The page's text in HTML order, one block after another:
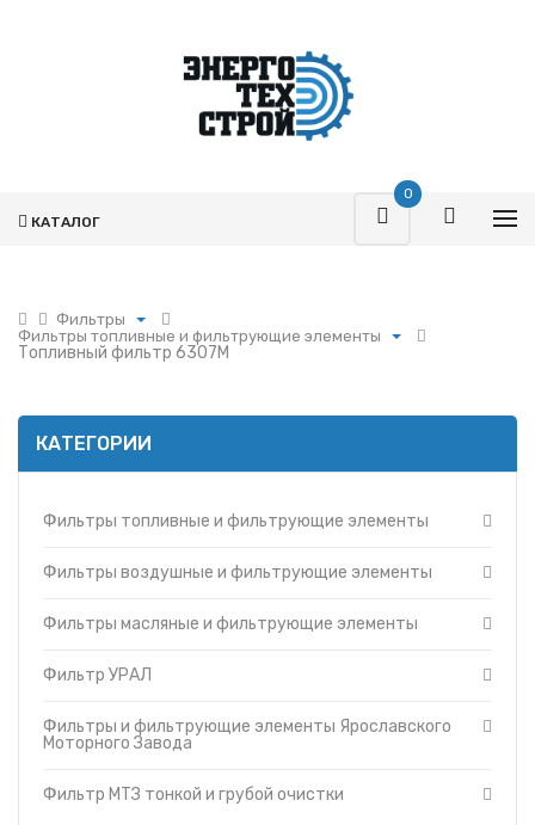
0
КАТАЛОГ
Фильтры
Поршневая
Фильтры
Гидромоторы
Насосы
Вкладыши
О компании
Доставка
Фильтры топливные и фильтрующие элементы
Фильтры топливные и фильтрующие элементы
Фильтры и фильтрующие элементы МАЗ
Фильтры и фильтрующие элементы Ярославского
Фильтры и фильтрующие элементы ЗМЗ
Фильтры и фильтрующие элементы ГАЗ
Фильтры и фильтрующие элементы Iveco
Топливный фильтр 6307M
КАТЕГОРИИ
Фильтры топливные и фильтрующие элементы
Фильтры воздушные и фильтрующие элементы
Фильтры масляные и фильтрующие элементы
Фильтр УРАЛ
Фильтры и фильтрующие элементы Ярославского
Моторного Завода
Фильтр МТЗ тонкой и грубой очистки